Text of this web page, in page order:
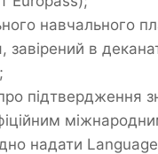
навчального
завірений в
підтвердження
надати